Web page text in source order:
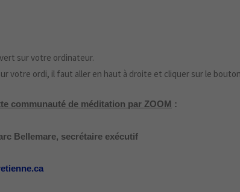
sur votre ordinateur.
votre ordi, il faut aller en haut à droite et cliquer sur le bouton
communauté de méditation par ZOOM :
Bellemare, secrétaire exécutif